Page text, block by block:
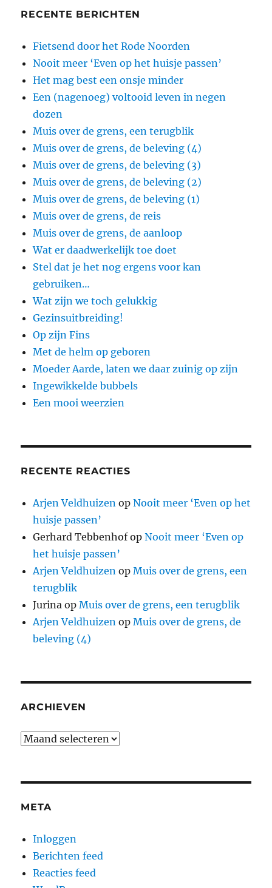
RECENTE BERICHTEN
Fietsend door het Rode Noorden
Nooit meer ‘Even op het huisje passen’
Het mag best een onsje minder
Een (nagenoeg) voltooid leven in negen
dozen
Muis over de grens, een terugblik
Muis over de grens, de beleving (4)
Muis over de grens, de beleving (3)
Muis over de grens, de beleving (2)
Muis over de grens, de beleving (1)
Muis over de grens, de reis
Muis over de grens, de aanloop
Wat er daadwerkelijk toe doet
Stel dat je het nog ergens voor kan
gebruiken…
Wat zijn we toch gelukkig
Gezinsuitbreiding!
Op zijn Fins
Met de helm op geboren
Moeder Aarde, laten we daar zuinig op zijn
Ingewikkelde bubbels
Een mooi weerzien
RECENTE REACTIES
Arjen Veldhuizen opNooit meer ‘Even op het
huisje passen’
Gerhard TebbenhofopNooit meer ‘Even op
het huisje passen’
Arjen Veldhuizen opMuis over de grens, een
terugblik
Jurina opMuis over de grens, een terugblik
Arjen Veldhuizen opMuis over de grens, de
beleving (4)
ARCHIEVEN
Archieven
META
Inloggen
Berichten feed
Reacties feed